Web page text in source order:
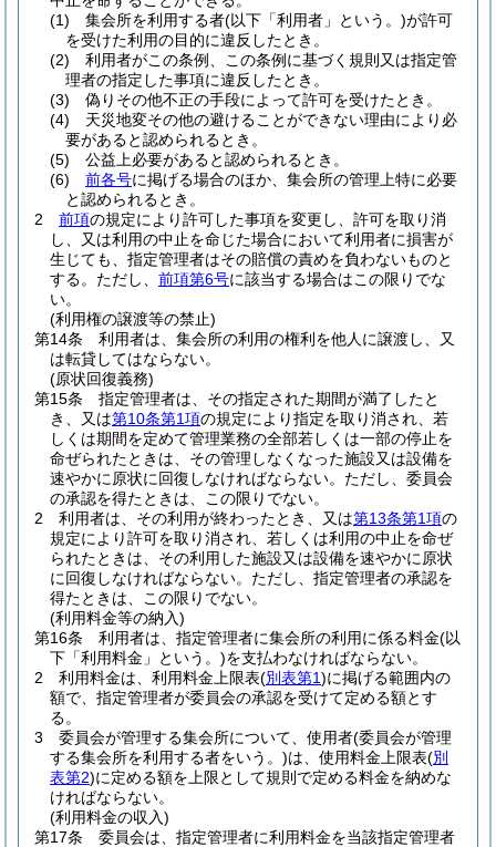
(1)
集会所を利用する者(以下「利用者」という。)が許可
を受けた利用の目的に違反したとき。
(2)
利用者がこの条例、この条例に基づく規則又は指定管
理者の指定した事項に違反したとき。
(3)
偽りその他不正の手段によって許可を受けたとき。
(4)
天災地変その他の避けることができない理由により必
要があると認められるとき。
(5)
公益上必要があると認められるとき。
(6)
前各号に掲げる場合のほか、集会所の管理上特に必要
と認められるとき。
2
前項の規定により許可した事項を変更し、許可を取り消
し、又は利用の中止を命じた場合において利用者に損害が
生じても、指定管理者はその賠償の責めを負わないものと
する。 ただし、 前項第6号に該当する場合はこの限りでな
い。
(利用権の譲渡等の禁止)
第14条
利用者は、集会所の利用の権利を他人に譲渡し、又
は転貸してはならない。
(原状回復義務)
第15条
指定管理者は、その指定された期間が満了したと
き、又は第10条第1項の規定により指定を取り消され、若
しくは期間を定めて管理業務の全部若しくは一部の停止を
命ぜられたときは、その管理しなくなった施設又は設備を
速やかに原状に回復しなければならない。 ただし、委員会
の承認を得たときは、この限りでない。
2
利用者は、その利用が終わったとき、又は第13条第1項の
規定により許可を取り消され、若しくは利用の中止を命ぜ
られたときは、その利用した施設又は設備を速やかに原状
に回復しなければならない。 ただし、指定管理者の承認を
得たときは、この限りでない。
(利用料金等の納入)
第16条
利用者は、指定管理者に集会所の利用に係る料金(以
下「利用料金」という。)を支払わなければならない。
2
利用料金は、利用料金上限表(別表第1)に掲げる範囲内の
額で、指定管理者が委員会の承認を受けて定める額とす
る。
3
委員会が管理する集会所について、使用者(委員会が管理
する集会所を利用する者をいう。)は、使用料金上限表(別
表第2)に定める額を上限として規則で定める料金を納めな
ければならない。
(利用料金の収入)
第17条
委員会は、指定管理者に利用料金を当該指定管理者